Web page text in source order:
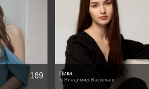
169 Вика
© Владимир Васильев